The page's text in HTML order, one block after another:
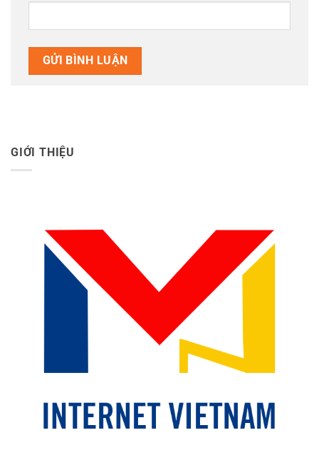
GIỚI THIỆU